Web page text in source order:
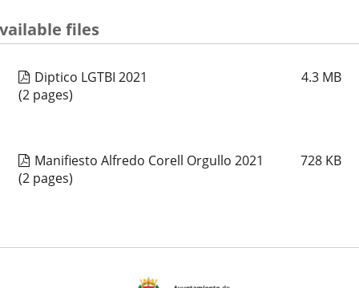
files
Diptico LGTBI 2021 4.3 MB
(2 pages)
Manifiesto Alfredo Corell Orgullo 2021 728 KB
(2 pages)